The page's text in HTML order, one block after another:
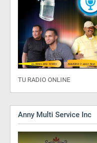
TU RADIO ONLINE
Anny Multi Service Inc